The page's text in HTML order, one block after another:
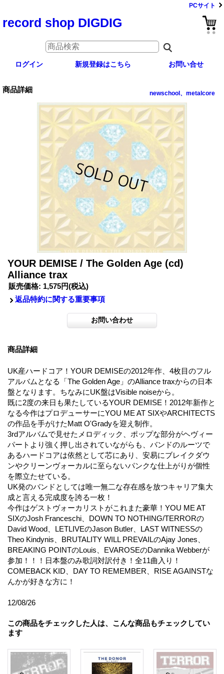
PCサイト
record shop DIGDIG
ログイン 新規登録はこちら お問い合せ
商品詳細 newschool、metalcore
YOUR DEMISE / The Golden Age (cd)
Alliance trax
販売価格: 1,575円(税込)
返品特約に関する重要事項
商品詳細
UK産ハードコア！YOUR DEMISEの2012年作、4枚目のフル
アルバムとなる「The Golden Age」のAlliance traxからの日本
盤となります。ちなみにUK盤はVisible noiseから。
既に2度の来日も果たしているYOUR DEMISE！2012年新作と
なる今作はプロデューサーにYOU ME AT SIXやARCHITECTS
の作品を手がけたMatt O'Gradyを迎え制作。
3rdアルバムで見せたメロディック、ポップな部分がヘヴィー
パートより強く押し出されていながらも、バンドのルーツで
あるハードコアは依然として芯にあり、安易にブレイクダウ
ンやクリーンヴォーカルに至らないパンクな仕上がりが個性
を際立たせている。
UK発のバンドとしては唯一無二な存在感を放つキャリア集大
成と言える完成度を誇る一枚！
今作はゲストヴォーカリストがこれまた豪華！YOU ME AT
SIXのJosh Franceschi、DOWN TO NOTHING/TERRORの
David Wood、LETLIVEのJason Butler、LAST WITNESSの
Theo Kindynis、BRUTALITY WILL PREVAILのAjay Jones、
BREAKING POINTのLouis、EVAROSEのDannika Webberが
参加！！！日本盤のみ歌詞対訳付き！全11曲入り！
COMEBACK KID、DAY TO REMEMBER、RISE AGAINSTな
んかが好きな方に！
12/08/26
この商品をチェックした人は、こんな商品もチェックしてい
ます